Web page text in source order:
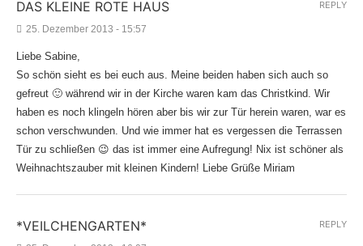
DAS KLEINE ROTE HAUS
25. Dezember 2013 - 15:57
Liebe Sabine,
So schön sieht es bei euch aus. Meine beiden haben sich auch so
gefreut 🙂 während wir in der Kirche waren kam das Christkind. Wir
haben es noch klingeln hören aber bis wir zur Tür herein waren, war es
schon verschwunden. Und wie immer hat es vergessen die Terrassen
Tür zu schließen 😉 das ist immer eine Aufregung! Nix ist schöner als
Weihnachtszauber mit kleinen Kindern! Liebe Grüße Miriam
REPLY
*VEILCHENGARTEN* REPLY